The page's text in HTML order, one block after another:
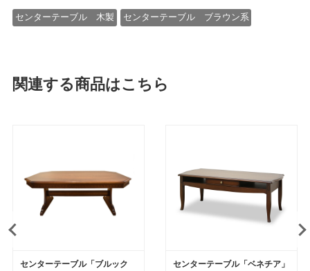
センターテーブル 木製 センターテーブル ブラウン系
関連する商品はこちら
センターテーブル「ブルック
センターテーブル「ベネチア」